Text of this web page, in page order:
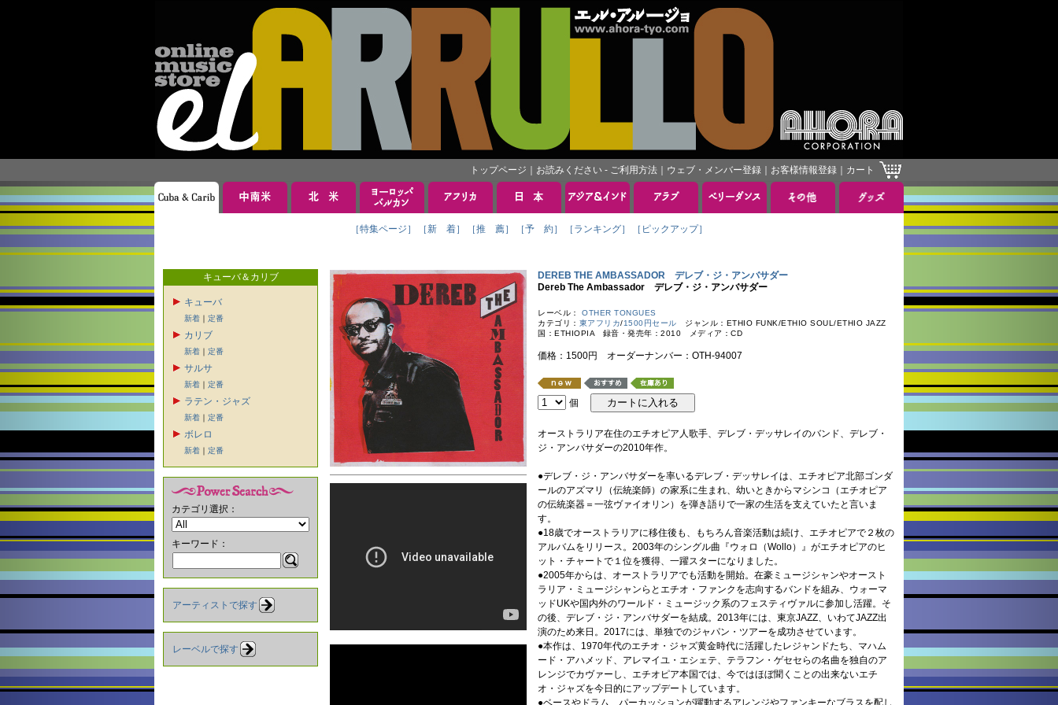
トップページ お読みください - ご利用方法 ウェブ・メンバー登録 お客様情報登録 カート
［特集ページ］ ［新 着］ ［推 薦］ ［予 約］ ［ランキング］ ［ピックアップ］
キューバ＆カリブ
キューバ
新着 ｜ 定番
カリブ
新着 ｜ 定番
サルサ
新着 ｜ 定番
ラテン・ジャズ
新着 ｜ 定番
ボレロ
新着 ｜ 定番
カテゴリ選択：
キーワード：
アーティストで探す
レーベルで探す
DEREB THE AMBASSADOR デレブ・ジ・アンバサダー
Dereb The Ambassador デレブ・ジ・アンバサダー
レーベル： OTHER TONGUES
カテゴリ： 東アフリカ/1500円セール ジャンル：ETHIO FUNK/ETHIO SOUL/ETHIO JAZZ
国：ETHIOPIA 録音・発売年：2010 メディア：CD
価格：1500円 オーダーナンバー：OTH-94007
個
オーストラリア在住のエチオピア人歌手、デレブ・デッサレイのバンド、デレブ・
ジ・アンバサダーの2010年作。
●デレブ・ジ・アンバサダーを率いるデレブ・デッサレイは、エチオピア北部ゴンダ
ールのアズマリ（伝統楽師）の家系に生まれ、幼いときからマシンコ（エチオピア
の伝統楽器＝一弦ヴァイオリン）を弾き語りで一家の生活を支えていたと言いま
す。
●18歳でオーストラリアに移住後も、もちろん音楽活動は続け、エチオピアで２枚の
アルバムをリリース。2003年のシングル曲『ウォロ（Wollo）』がエチオピアのヒ
ット・チャートで１位を獲得、一躍スターになりました。
●2005年からは、オーストラリアでも活動を開始。在豪ミュージシャンやオースト
ラリア・ミュージシャンらとエチオ・ファンクを志向するバンドを組み、ウォーマ
ッドUKや国内外のワールド・ミュージック系のフェスティヴァルに参加し活躍。そ
の後、デレブ・ジ・アンバサダーを結成。2013年には、東京JAZZ、いわてJAZZ出
演のため来日。2017には、単独でのジャパン・ツアーを成功させています。
●本作は、1970年代のエチオ・ジャズ黄金時代に活躍したレジャンドたち、マハム
ード・アハメッド、アレマイユ・エシェテ、テラフン・ゲセセらの名曲を独自のア
レンジでカヴァーし、エチオピア本国では、今ではほぼ聞くことの出来ないエチ
オ・ジャズを今日的にアップデートしています。
●ベースやドラム、パーカッションが躍動するアレンジやファンキーなブラスを配し